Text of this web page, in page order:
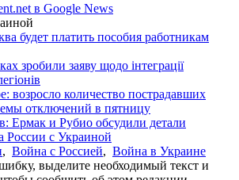
в Google News
будет платить пособия работникам
зробили заяву щодо інтеграції
возросло количество пострадавших
отключений в пятницу
Ермак и Рубио обсудили детали
России с Украиной
, Война с Россией, Война в Украине
выделите необходимый текст и